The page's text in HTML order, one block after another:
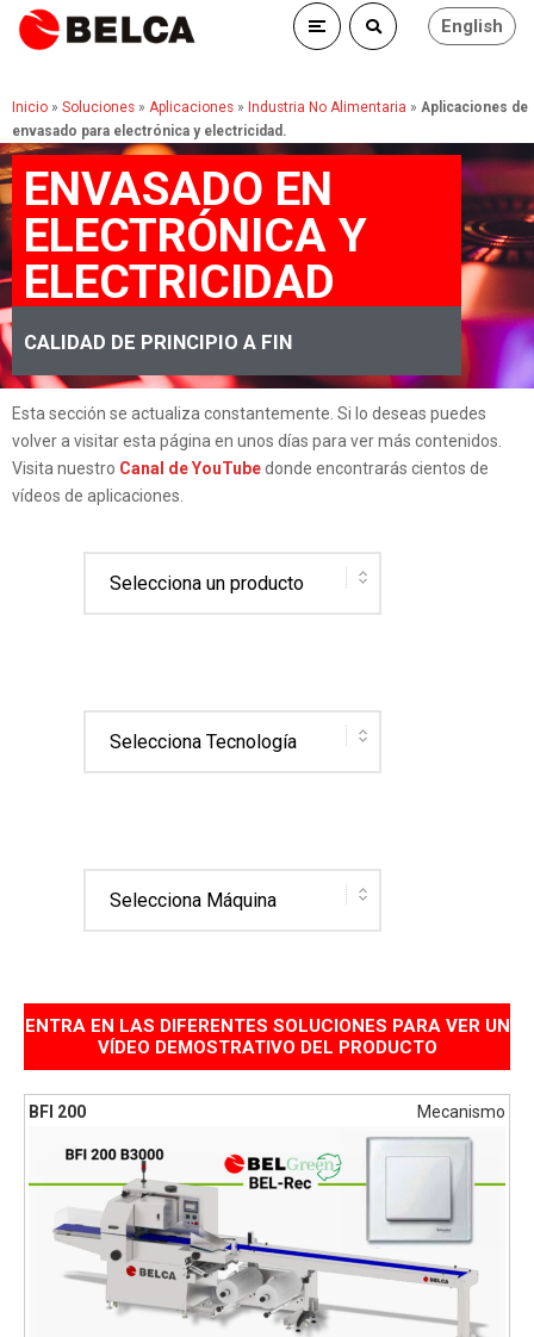
English
Inicio » Soluciones » Aplicaciones » Industria No Alimentaria » Aplicaciones de
envasado para electrónica y electricidad.
ENVASADO EN
ELECTRÓNICA Y
ELECTRICIDAD
CALIDAD DE PRINCIPIO A FIN
Esta sección se actualiza constantemente. Si lo deseas puedes
volver a visitar esta página en unos días para ver más contenidos.
Visita nuestro Canal de YouTubedonde encontrarás cientos de
vídeos de aplicaciones.
ENTRA EN LAS DIFERENTES SOLUCIONES PARA VER UN
VÍDEO DEMOSTRATIVO DEL PRODUCTO
BFI 200 Mecanismo